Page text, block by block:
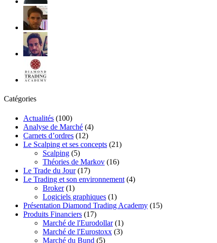
Catégories
Actualités (100)
Analyse de Marché (4)
Carnets d’ordres (12)
Le Scalping et ses concepts (21)
Scalping (5)
Théories de Markov (16)
Le Trade du Jour(17)
Le Trading et son environnement (4)
Broker(1)
Logiciels graphiques (1)
Présentation Diamond Trading Academy (15)
Produits Financiers (17)
Marché de l'Eurodollar(1)
Marché de l'Eurostoxx (3)
Marché du Bund (5)